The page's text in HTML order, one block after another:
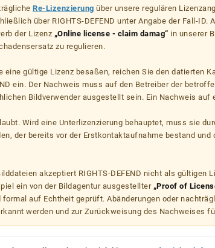
Re-Lizenzierung über unsere regulären
über RIGHTS-DEFEND unter Angabe der Fall-ID.
der Lizenz „Online license - claim damag“ in unserer
zu regulieren.
gültige Lizenz besaßen, reichen Sie den datierten
ein. Der Nachweis muss auf den Betreiber der
Bildverwender ausgestellt sein. Ein Nachweis auf
Wird eine Unterlizenzierung behauptet, muss sie
der bereits vor der Erstkontaktaufnahme bestand und
akzeptiert RIGHTS-DEFEND nicht als gültigen
ein von der Bildagentur ausgestellter „Proof of
formal auf Echtheit geprüft. Abänderungen oder
werden und zur Zurückweisung des Nachweises